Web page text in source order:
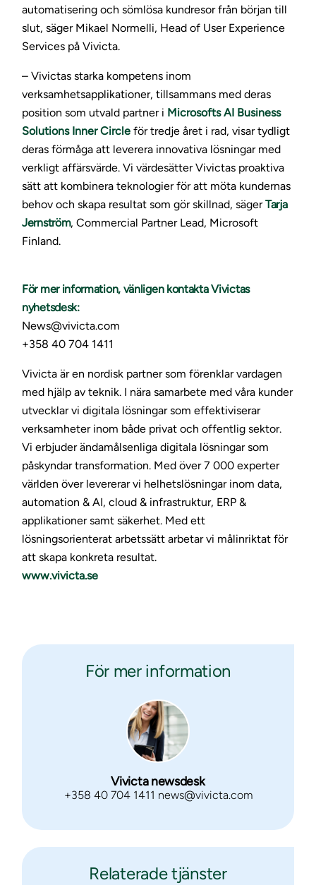
automatisering och sömlösa kundresor från början till
slut, säger Mikael Normelli, Head of User Experience
Services på Vivicta.
– Vivictas starka kompetens inom
verksamhetsapplikationer, tillsammans med deras
position som utvald partner i Microsofts AI Business
Solutions Inner Circle för tredje året i rad, visar tydligt
deras förmåga att leverera innovativa lösningar med
verkligt affärsvärde. Vi värdesätter Vivictas proaktiva
sätt att kombinera teknologier för att möta kundernas
behov och skapa resultat som gör skillnad, sägerTarja
Jernström, Commercial Partner Lead, Microsoft
Finland.
För mer information, vänligen kontakta Vivictas
nyhetsdesk:
News@vivicta.com
+358 40 704 1411
Vivicta är en nordisk partner som förenklar vardagen
med hjälp av teknik. I nära samarbete med våra kunder
utvecklar vi digitala lösningar som effektiviserar
verksamheter inom både privat och offentlig sektor.
Vi erbjuder ändamålsenliga digitala lösningar som
påskyndar transformation. Med över 7 000 experter
världen över levererar vi helhetslösningar inom data,
automation & AI, cloud & infrastruktur, ERP &
applikationer samt säkerhet. Med ett
lösningsorienterat arbetssätt arbetar vi målinriktat för
att skapa konkreta resultat.
www.vivicta.se
För mer information
Vivicta newsdesk
+358 40 704 1411 news@vivicta.com
Relaterade tjänster